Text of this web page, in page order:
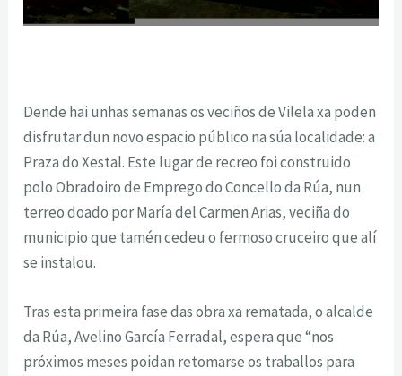
Dende hai unhas semanas os veciños de Vilela xa poden
disfrutar dun novo espacio público na súa localidade: a
Praza do Xestal. Este lugar de recreo foi construido
polo Obradoiro de Emprego do Concello da Rúa, nun
terreo doado por María del Carmen Arias, veciña do
municipio que tamén cedeu o fermoso cruceiro que alí
se instalou.
Tras esta primeira fase das obra xa rematada, o alcalde
da Rúa, Avelino García Ferradal, espera que “nos
próximos meses poidan retomarse os traballos para